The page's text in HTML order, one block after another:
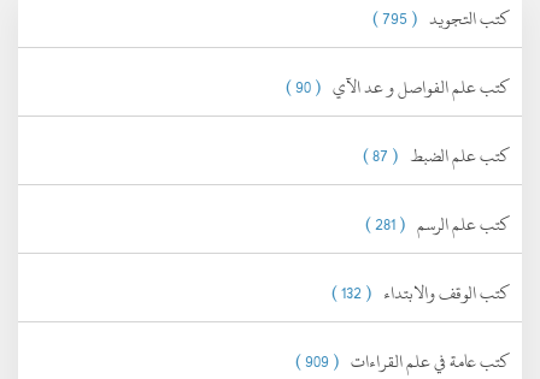
كتب التجويد ( 795 )
كتب علم الفواصل و عد الآي ( 90 )
كتب علم الضبط ( 87 )
كتب علم الرسم ( 281 )
كتب الوقف والابتداء ( 132 )
كتب عامة في علم القراءات ( 909 )